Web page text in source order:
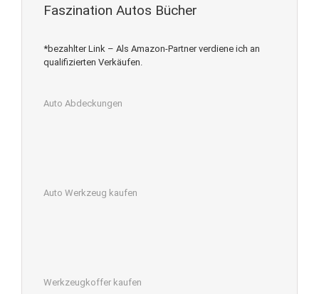
Faszination Autos Bücher
*bezahlter Link – Als Amazon-Partner verdiene ich an
qualifizierten Verkäufen.
Auto Abdeckungen
Auto Werkzeug kaufen
Werkzeugkoffer kaufen